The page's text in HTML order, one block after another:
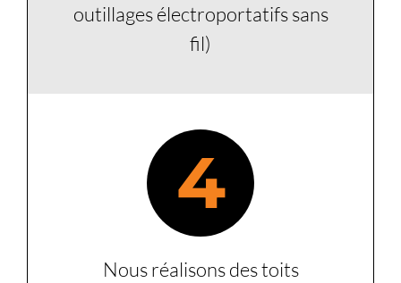
outillages électroportatifs sans
fil)
4
Nous réalisons des toits